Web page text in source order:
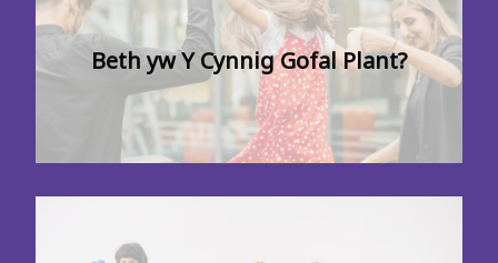
Beth yw Y Cynnig Gofal Plant?